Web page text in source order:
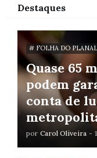
Destaques
# FOLHA DO
Quase 65
podem
conta de
por Carol Oliveira -